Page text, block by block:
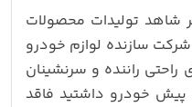
شاهد تولیدات محصولات
سازنده لوازم خودرو
راننده و سرنشینان
خودرو داشتید فاقد